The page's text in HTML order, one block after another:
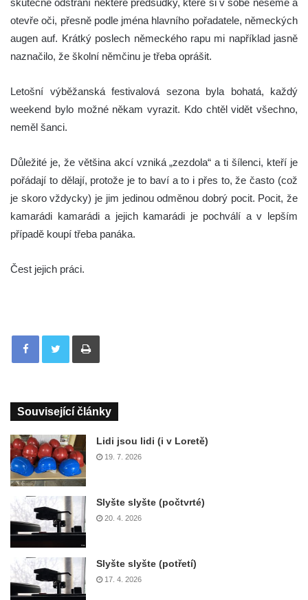
skutečně odstraní některé předsudky, které si v sobě neseme a
otevře oči, přesně podle jména hlavního pořadatele, německých
augen auf. Krátký poslech německého rapu mi například jasně
naznačilo, že školní němčinu je třeba oprášit.
Letošní výběžanská festivalová sezona byla bohatá, každý
weekend bylo možné někam vyrazit. Kdo chtěl vidět všechno,
neměl šanci.
Důležité je, že většina akcí vzniká „zezdola“ a ti šílenci, kteří je
pořádají to dělají, protože je to baví a to i přes to, že často (což
je skoro vždycky) je jim jedinou odměnou dobrý pocit. Pocit, že
kamarádi kamarádi a jejich kamarádi je pochválí a v lepším
případě koupí třeba panáka.
Čest jejich práci.
Tisknout
Související články
Lidi jsou lidi (i v Loretě)
19. 7. 2026
Slyšte slyšte (počtvrté)
20. 4. 2026
Slyšte slyšte (potřetí)
17. 4. 2026